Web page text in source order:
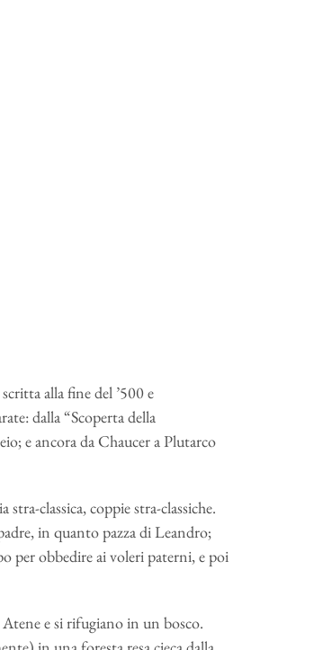
alla fine del ’500 e
dalla “Scoperta della
e ancora da Chaucer a Plutarco
classica, coppie stra-classiche.
in quanto pazza di Leandro;
per obbedire ai voleri paterni, e poi
e si rifugiano in un bosco.